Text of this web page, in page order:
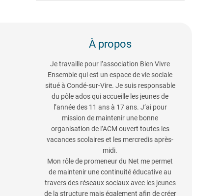
À propos
Je travaille pour l’association Bien Vivre
Ensemble qui est un espace de vie sociale
situé à Condé-sur-Vire. Je suis responsable
du pôle ados qui accueille les jeunes de
l’année des 11 ans à 17 ans. J’ai pour
mission de maintenir une bonne
organisation de l’ACM ouvert toutes les
vacances scolaires et les mercredis après-
midi.
Mon rôle de promeneur du Net me permet
de maintenir une continuité éducative au
travers des réseaux sociaux avec les jeunes
de la structure mais également afin de créer